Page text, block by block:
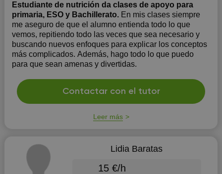
Estudiante de nutrición da clases de apoyo para
primaria, ESO y Bachillerato. En mis clases siempre
me aseguro de que el alumno entienda todo lo que
vemos, repitiendo todo las veces que sea necesario y
buscando nuevos enfoques para explicar los conceptos
más complicados. Además, hago todo lo que puedo
para que sean amenas y divertidas.
Contactar con el tutor
Leer más
Lidia Baratas
15 €/h